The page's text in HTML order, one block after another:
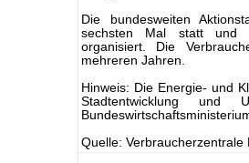
Die bundesweiten
sechsten Mal statt und
organisiert. Die
mehreren Jahren.
Hinweis: Die Energie- und
Stadtentwicklung und
Quelle: Verbraucherzentrale